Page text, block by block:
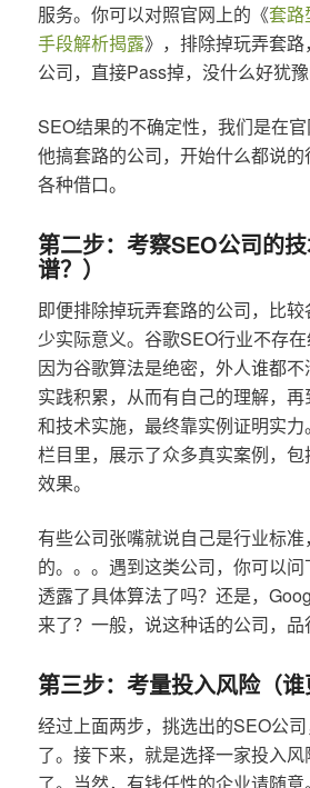
服务。你可以对照官网上的《套路
手段解析揭露》，排除掉玩弄套
公司，直接Pass掉，没什么好犹豫
SEO结果的不确定性，我们是在
他搞套路的公司，开始什么都说
各种借口。
第二步：考察SEO公司的
谱？）
即便排除掉玩弄套路的公司，比
少实际意义。谷歌SEO行业不存在
因为谷歌算法是绝密，外人谁都
实践积累，从而有自己的理解，
和技术实施，最终靠实例证明实
栏目里，展示了众多真实案例，
效果。
有些公司张嘴就说自己是行业标
的。。。遇到这类公司，你可以
透露了具体算法了吗？还是，
来了？一般，说这种话的公司，品
第三步：考量投入风险（谁
经过上面两步，挑选出的SEO公
了。接下来，就是选择一家投入